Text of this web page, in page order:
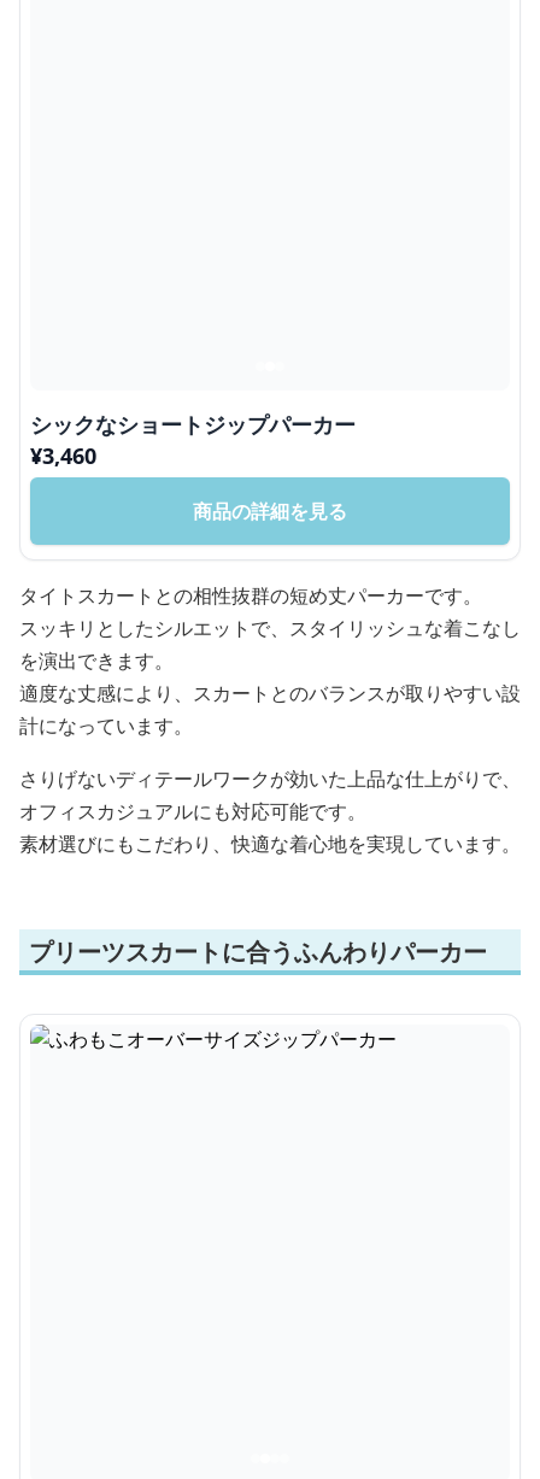
シックなショートジップパーカー
¥3,460
商品の詳細を見る
タイトスカートとの相性抜群の短め丈パーカーです。
スッキリとしたシルエットで、スタイリッシュな着こなし
を演出できます。
適度な丈感により、スカートとのバランスが取りやすい設
計になっています。
さりげないディテールワークが効いた上品な仕上がりで、
オフィスカジュアルにも対応可能です。
素材選びにもこだわり、快適な着心地を実現しています。
プリーツスカートに合うふんわりパーカー